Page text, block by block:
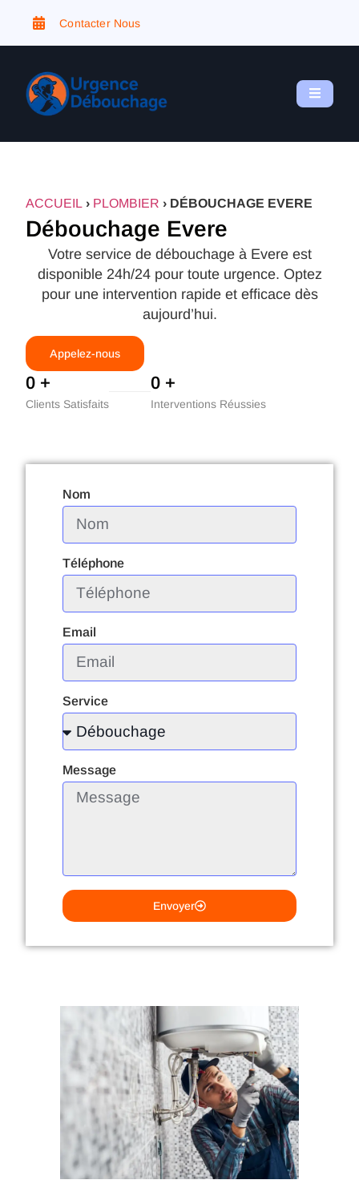
Contacter Nous
ACCUEIL › PLOMBIER › DÉBOUCHAGE EVERE
Débouchage Evere
Votre service de débouchage à Evere est
disponible 24h/24 pour toute urgence. Optez
pour une intervention rapide et efficace dès
aujourd’hui.
Appelez-nous
0 +
Clients Satisfaits
0 +
Interventions Réussies
Nom
Téléphone
Email
Service
Message
Envoyer